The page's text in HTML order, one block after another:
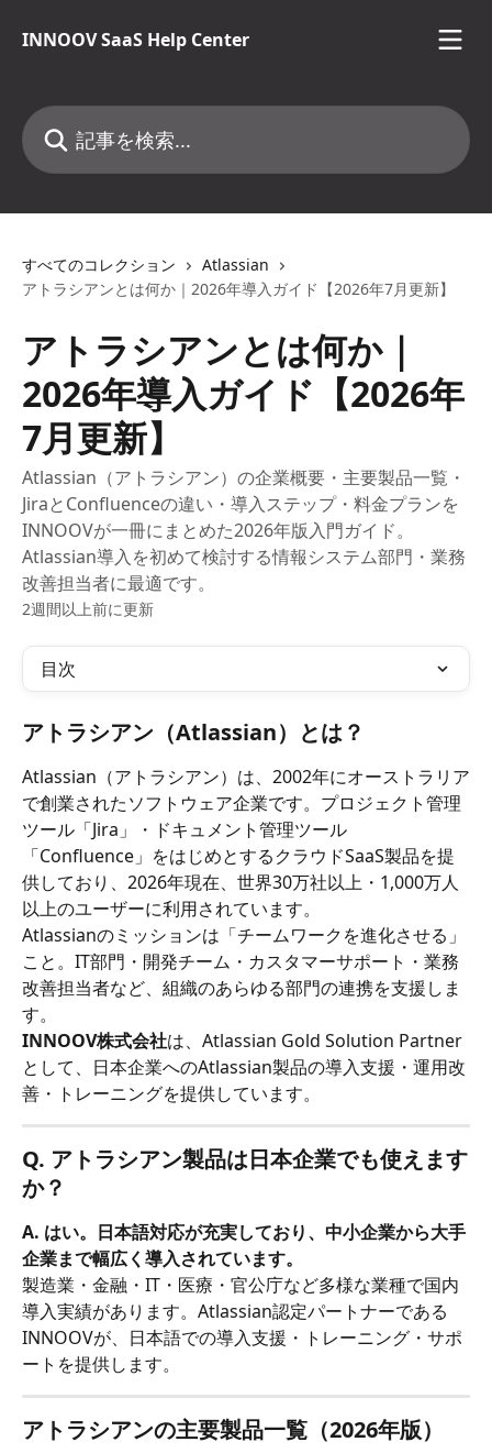
INNOOV SaaS Help Center
記事を検索...
すべてのコレクション
Atlassian
アトラシアンとは何か｜2026年導入ガイド【2026年7月更新】
アトラシアンとは何か｜
2026年導入ガイド【2026年
7月更新】
Atlassian（アトラシアン）の企業概要・主要製品一覧・
JiraとConfluenceの違い・導入ステップ・料金プランを
INNOOVが一冊にまとめた2026年版入門ガイド。
Atlassian導入を初めて検討する情報システム部門・業務
改善担当者に最適です。
2週間以上前に更新
目次
アトラシアン（Atlassian）とは？
Atlassian（アトラシアン）は、2002年にオーストラリア
で創業されたソフトウェア企業です。プロジェクト管理
ツール「Jira」・ドキュメント管理ツール
「Confluence」をはじめとするクラウドSaaS製品を提
供しており、2026年現在、世界30万社以上・1,000万人
以上のユーザーに利用されています。
Atlassianのミッションは「チームワークを進化させる」
こと。IT部門・開発チーム・カスタマーサポート・業務
改善担当者など、組織のあらゆる部門の連携を支援しま
す。
INNOOV株式会社は、Atlassian Gold Solution Partner
として、日本企業へのAtlassian製品の導入支援・運用改
善・トレーニングを提供しています。
Q. アトラシアン製品は日本企業でも使えます
か？
A. はい。日本語対応が充実しており、中小企業から大手
企業まで幅広く導入されています。
製造業・金融・IT・医療・官公庁など多様な業種で国内
導入実績があります。Atlassian認定パートナーである
INNOOVが、日本語での導入支援・トレーニング・サポ
ートを提供します。
アトラシアンの主要製品一覧（2026年版）